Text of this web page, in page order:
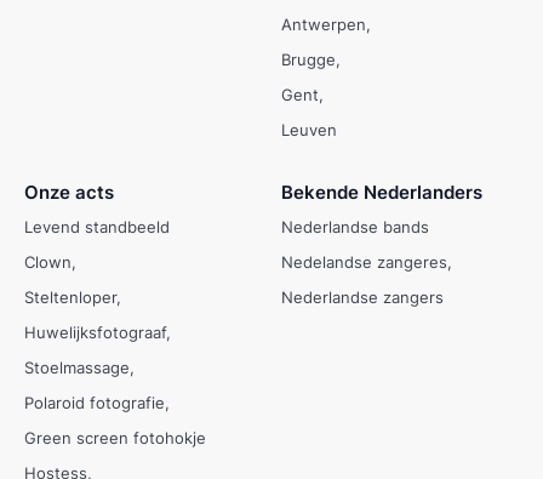
Antwerpen
Brugge
Gent
Leuven
Onze acts
Levend standbeeld
Clown
Steltenloper
Huwelijksfotograaf
Stoelmassage
Polaroid fotografie
Green screen fotohokje
Hostess
Bekende Nederlanders
Nederlandse bands
Nedelandse zangeres
Nederlandse zangers